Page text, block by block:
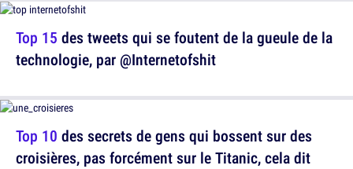
Top 10 des secrets de gens qui bossent sur des
croisières, pas forcément sur le Titanic, cela dit
Top 15 des tweets qui se foutent de la gueule de la
technologie, par @Internetofshit